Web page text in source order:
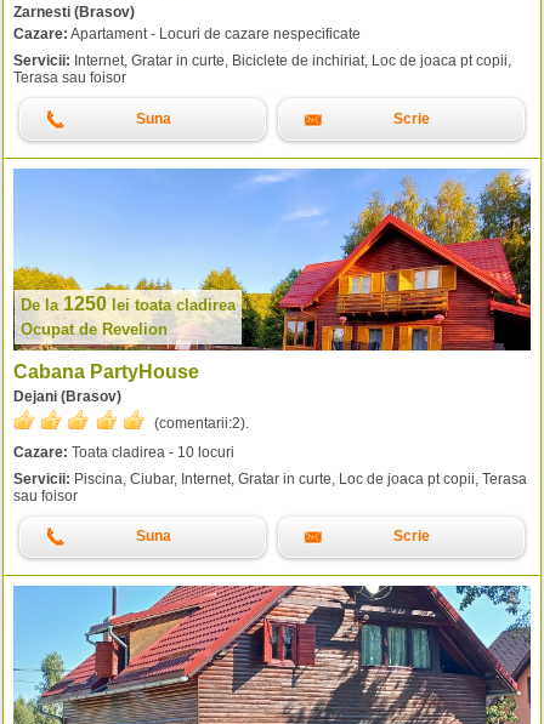
Zarnesti (Brasov)
Cazare: Apartament - Locuri de cazare nespecificate
Servicii: Internet, Gratar in curte, Biciclete de inchiriat, Loc de joaca pt copii,
Terasa sau foisor
Suna Scrie
De la 1250 lei toata cladirea
Ocupat de Revelion
Cabana PartyHouse
Dejani (Brasov)
(comentarii:2).
Cazare: Toata cladirea - 10 locuri
Servicii: Piscina, Ciubar, Internet, Gratar in curte, Loc de joaca pt copii, Terasa
sau foisor
Suna Scrie